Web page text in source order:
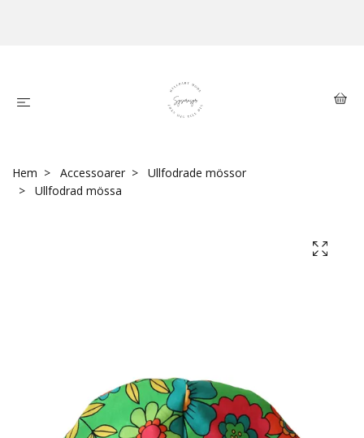
Hem Accessoarer
Ullfodrade mössor
Ullfodrad mössa